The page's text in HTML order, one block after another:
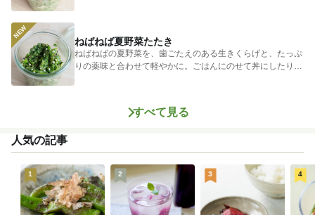
ねばねば夏野菜たたき
ねばねばの夏野菜を、歯ごたえのある生きくらげと、たっぷ
りの薬味と合わせて軽やかに。ごはんにのせて丼にしたり、
すべて見る
人気の記事
1 2 3 4